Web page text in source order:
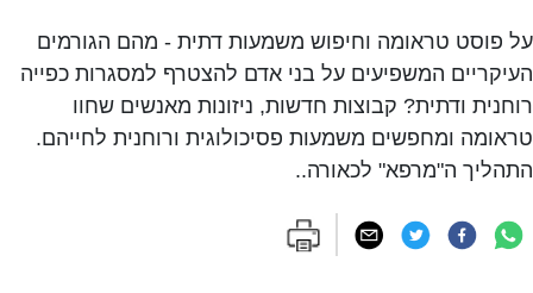
על פוסט טראומה וחיפוש משמעות דתית - מהם הגורמים
העיקריים המשפיעים על בני אדם להצטרף למסגרות כפייה
רוחנית ודתית? קבוצות חדשות, ניזונות מאנשים שחוו
טראומה ומחפשים משמעות פסיכולוגית ורוחנית לחייהם.
התהליך ה"מרפא" לכאורה..